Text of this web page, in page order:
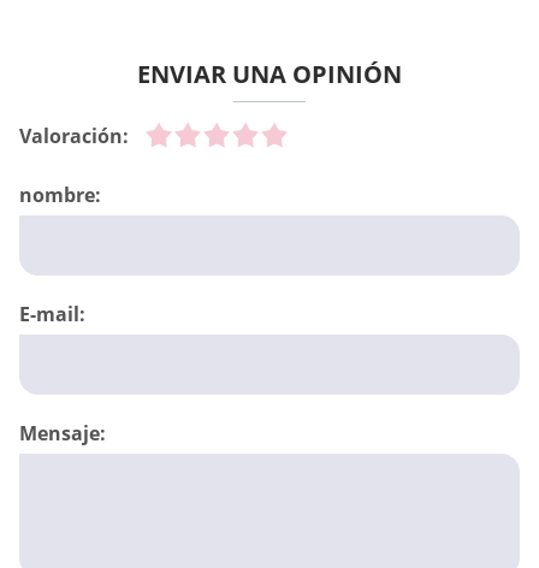
ENVIAR UNA OPINIÓN
Valoración:
nombre:
E-mail:
Mensaje: